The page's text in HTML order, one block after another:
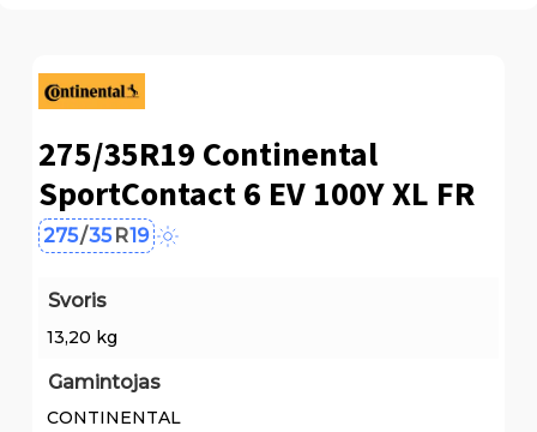
275/35R19 Continental
SportContact 6 EV 100Y XL FR
275/35R19
Svoris
13,20 kg
Gamintojas
CONTINENTAL